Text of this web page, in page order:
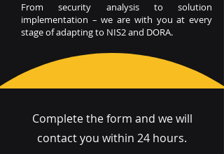
From security analysis to solution
implementation – we are with you at every
stage of adapting to NIS2 and DORA.
Complete the form and we will
contact you within 24 hours.